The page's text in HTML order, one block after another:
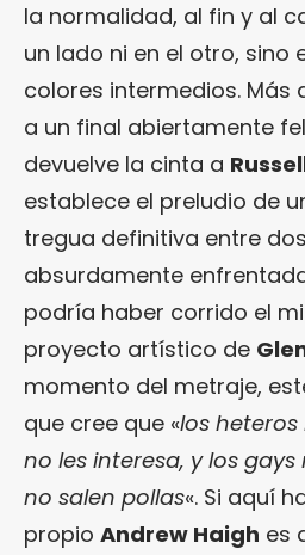
la normalidad, al fin y al
un lado ni en el otro, sino
colores intermedios. Más
a un final abiertamente
devuelve la cinta a
establece el preludio de
tregua definitiva entre
absurdamente
podría haber corrido el
proyecto artístico de
momento del metraje,
que cree que «los
no les interesa, y los
no salen pollas«. Si aquí
propio Andrew Haigh es